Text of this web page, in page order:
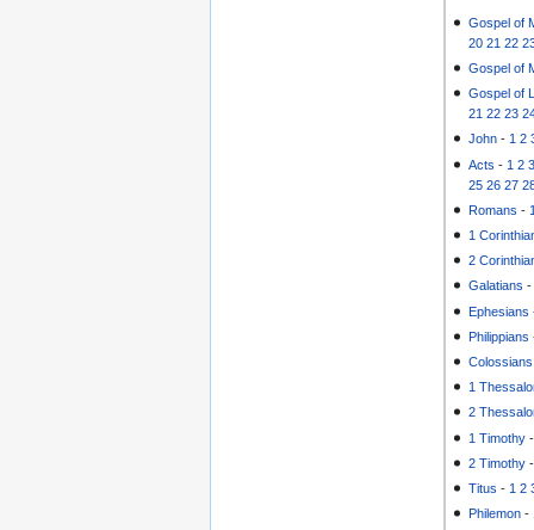
Gospel of
20 21 22
Gospel of
Gospel of
21 22 23
John - 1 2
Acts - 1 2
25 26 27
Romans -
1
2
Galatians
Ephesians
Philippians
Colossians
1
2
1 Timothy
2 Timothy
Titus - 1 2
Philemon -